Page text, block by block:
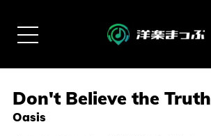
Don't Believe the Truth
Oasis